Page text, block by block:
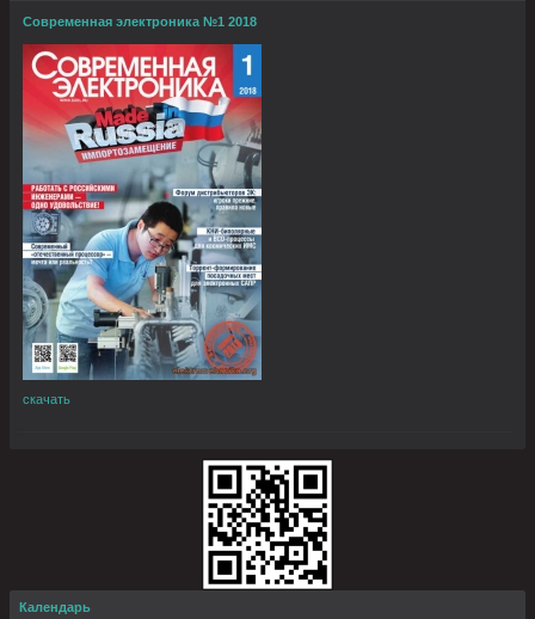
Современная электроника №1 2018
скачать
Календарь